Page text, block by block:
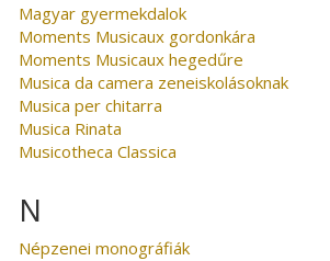
Magyar gyermekdalok
Moments Musicaux gordonkára
Moments Musicaux hegedűre
Musica da camera zeneiskolásoknak
Musica per chitarra
Musica Rinata
Musicotheca Classica
N
Népzenei monográfiák